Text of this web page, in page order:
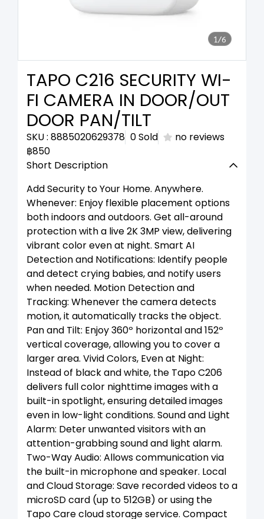
1/6
TAPO C216 SECURITY WI-
FI CAMERA IN DOOR/OUT
DOOR PAN/TILT
SKU : 8885020629378 0 Sold
no reviews
฿850
Short Description
Add Security to Your Home. Anywhere.
Whenever: Enjoy flexible placement options
both indoors and outdoors. Get all-around
protection with a live 2K 3MP view, delivering
vibrant color even at night. Smart AI
Detection and Notifications: Identify people
and detect crying babies, and notify users
when needed. Motion Detection and
Tracking: Whenever the camera detects
motion, it automatically tracks the object.
Pan and Tilt: Enjoy 360º horizontal and 152º
vertical coverage, allowing you to cover a
larger area. Vivid Colors, Even at Night:
Instead of black and white, the Tapo C206
delivers full color nighttime images with a
built-in spotlight, ensuring detailed images
even in low-light conditions. Sound and Light
Alarm: Deter unwanted visitors with an
attention-grabbing sound and light alarm.
Two-Way Audio: Allows communication via
the built-in microphone and speaker. Local
and Cloud Storage: Save recorded videos to a
microSD card (up to 512GB) or using the
Tapo Care cloud storage service. Compact